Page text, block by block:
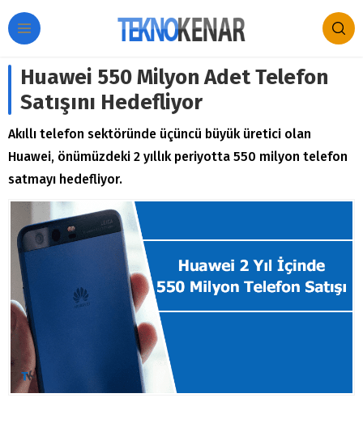
Huawei 550 Milyon Adet Telefon
Satışını Hedefliyor
Akıllı telefon sektöründe üçüncü büyük üretici olan
Huawei, önümüzdeki 2 yıllık periyotta 550 milyon telefon
satmayı hedefliyor.